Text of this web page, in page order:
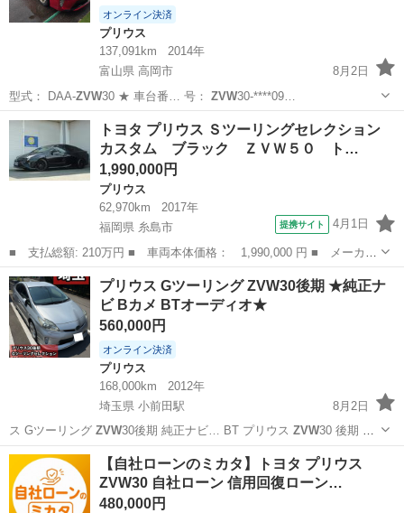
オンライン決済
プリウス
137,091km
2014年
富山県 高岡市
8月2日
型式： DAA-ZVW30 ★ 車台番… 号： ZVW30-****09…
富山 高岡市 プリウス
トヨタ プリウス Ｓツーリングセレクション
カスタム ブラック ＺＶＷ５０ ト…
1,990,000円
プリウス
62,970km
2017年
福岡県 糸島市
提携サイト 4月1日
■ 支払総額: 210万円 ■ 車両本体価格： 1,990,000 円 ■ メーカー
名： トヨタ ■ 車種名： プリウス ■ グレード名： Ｓツーリン
グセレクション カスタム ブラック ＺＶＷ５０ トヨタセーフテ
ィセンス ...
福岡 糸島市 プリウス
プリウス Gツーリング ZVW30後期 ★純正ナ
ビ Bカメ BTオーディオ★
560,000円
オンライン決済
プリウス
168,000km
2012年
埼玉県 小前田駅
8月2日
ス Gツーリング ZVW 30後期 純正ナビ… BT プリウス ZVW30 後期 最
上級…
埼玉 深谷市 小前田駅 プリウス ZVW
【自社ローンのミカタ】トヨタ プリウス
ZVW30 自社ローン 信用回復ローン…
480,000円